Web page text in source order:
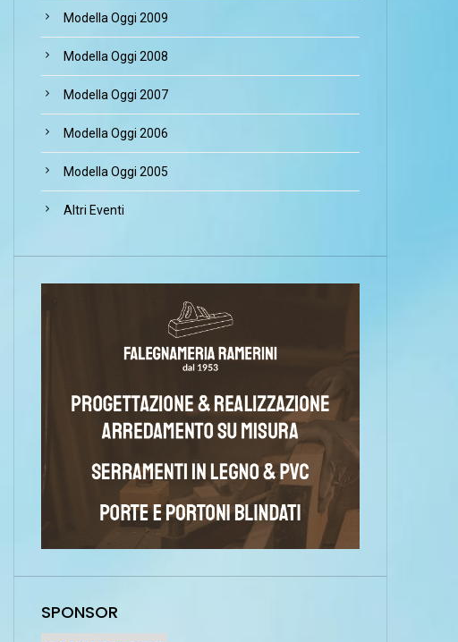
Modella Oggi 2009
Modella Oggi 2008
Modella Oggi 2007
Modella Oggi 2006
Modella Oggi 2005
Altri Eventi
SPONSOR